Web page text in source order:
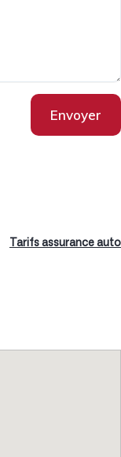
Envoyer
Tarifs assurance auto